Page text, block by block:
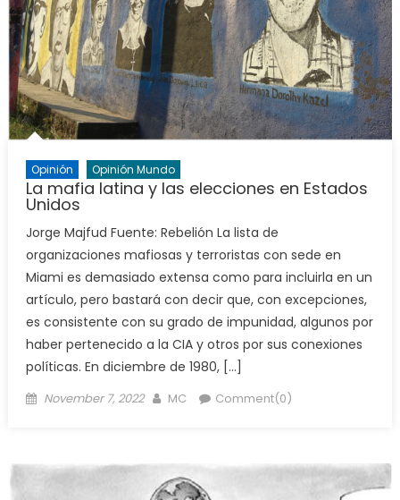
Opinión Opinión Mundo
La mafia latina y las elecciones en Estados
Unidos
Jorge Majfud Fuente: Rebelión La lista de
organizaciones mafiosas y terroristas con sede en
Miami es demasiado extensa como para incluirla en un
artículo, pero bastará con decir que, con excepciones,
es consistente con su grado de impunidad, algunos por
haber pertenecido a la CIA y otros por sus conexiones
políticas. En diciembre de 1980, […]
Posted
November 7, 2022 Author
MC Comment(0)